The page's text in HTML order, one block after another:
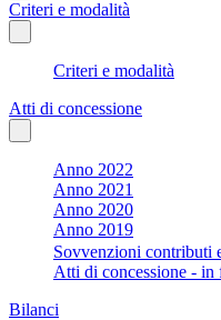
Criteri e modalità
Criteri e modalità
Atti di concessione
Anno 2022
Anno 2021
Anno 2020
Anno 2019
Sovvenzioni contributi
Atti di concessione - in
Bilanci